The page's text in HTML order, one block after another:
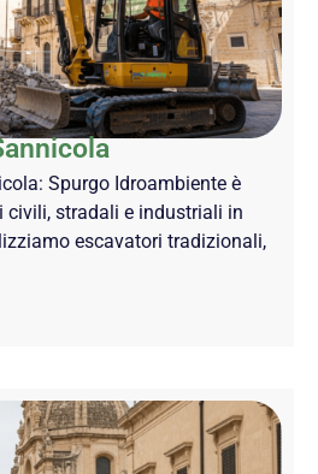
Spurgo Idroambiente è
civili, stradali e industriali in
escavatori tradizionali,